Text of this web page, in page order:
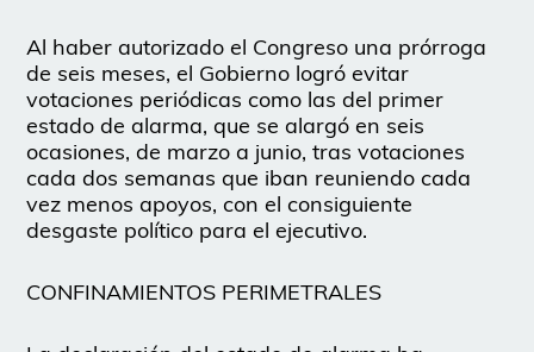
Al haber autorizado el Congreso una prórroga
de seis meses, el Gobierno logró evitar
votaciones periódicas como las del primer
estado de alarma, que se alargó en seis
ocasiones, de marzo a junio, tras votaciones
cada dos semanas que iban reuniendo cada
vez menos apoyos, con el consiguiente
desgaste político para el ejecutivo.
CONFINAMIENTOS PERIMETRALES